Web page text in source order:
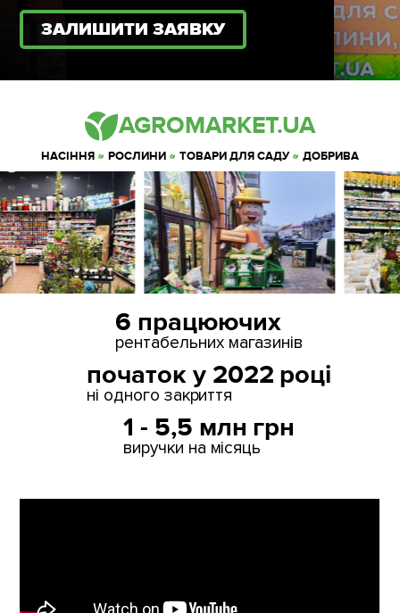
ЗАЛИШИТИ ЗАЯВКУ
AGROMARKET.UA
НАСІННЯ РОСЛИНИ ТОВАРИ ДЛЯ САДУ ДОБРИВА
6 працюючих
рентабельних магазинів
початок у 2022 році
ні одного закриття
1 - 5,5 млн грн
виручки на місяць